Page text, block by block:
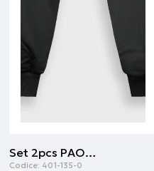
Set 2pcs PAOK FC | Nero
Codice: 401-135-0